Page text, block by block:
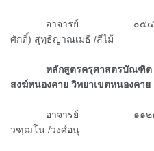
อาจารย์ ๐๕๔๑
ศักดิ์) สุทฺธิญาณเมธี /สีไม้
ᅠᅠᅠᅠหลักสูตรครุศาสตรบัณฑิต
สงฆ์หนองคาย วิทยาเขตหนองคาย
ᅠᅠᅠᅠอาจารย์ ๑๑๒๑
วฑฺฒโน /วงศ์อนุ